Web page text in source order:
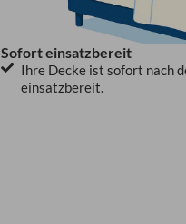
Sofort einsatzbereit
Ihre Decke ist sofort nach
einsatzbereit.